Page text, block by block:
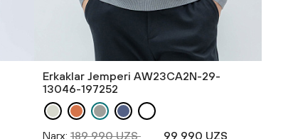
Erkaklar Jemperi AW23CA2N-29-
13046-197252
Narx: 189 990 UZS 99 990 UZS